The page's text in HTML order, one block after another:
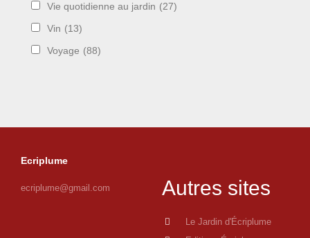
Vie quotidienne au jardin (27)
Vin (13)
Voyage (88)
Ecriplume
ecriplume@gmail.com Autres sites
Le Jardin d'Écriplume